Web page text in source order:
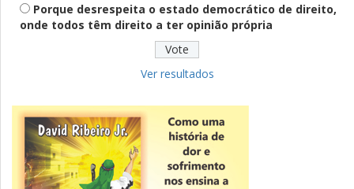
Fies: pré-selecionados têm até terça
para complementar informações
Novidade
CNPJ alfanumérico começa a ser emitido
nesta sexta
Porque desrespeita o estado democrático de direito,
onde todos têm direito a ter opinião própria
Ver resultados